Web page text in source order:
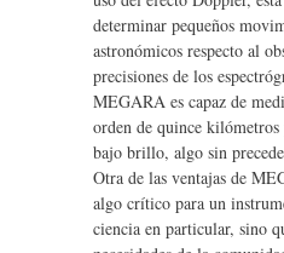
determinar pequeños
astronómicos respecto al
precisiones de los
MEGARA es capaz de
orden de quince
bajo brillo, algo sin
Otra de las ventajas de
algo crítico para un
ciencia en particular, sino